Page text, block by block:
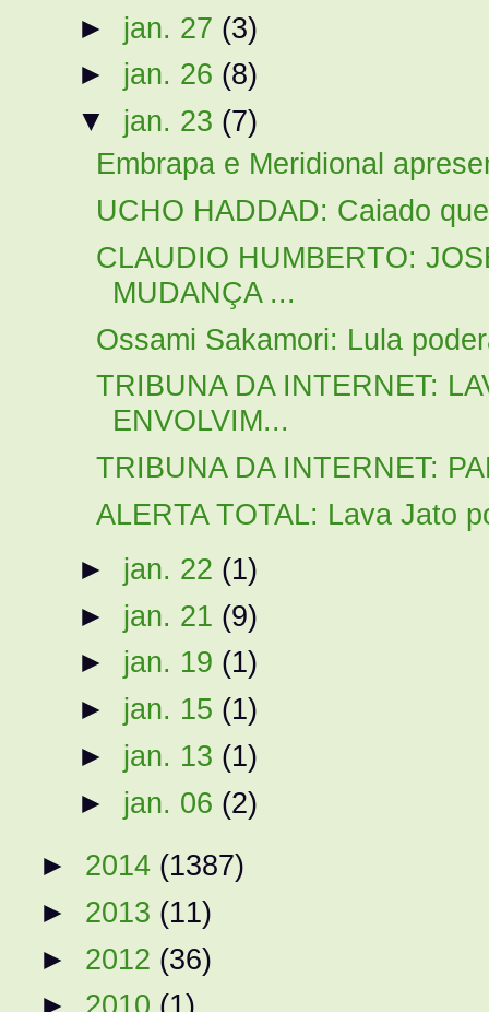
► jan. 27 (3)
► jan. 26 (8)
▼ jan. 23 (7)
Embrapa e Meridional
UCHO HADDAD: Caiado
CLAUDIO HUMBERTO:
MUDANÇA ...
Ossami Sakamori: Lula
TRIBUNA DA INTERNET:
ENVOLVIM...
TRIBUNA DA INTERNET:
ALERTA TOTAL: Lava Jato
► jan. 22 (1)
► jan. 21 (9)
► jan. 19 (1)
► jan. 15 (1)
► jan. 13 (1)
► jan. 06 (2)
► 2014 (1387)
► 2013 (11)
► 2012 (36)